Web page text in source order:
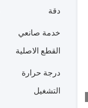
دقة
خدمة صانعي
القطع الاصلية
درجة حرارة
التشغيل